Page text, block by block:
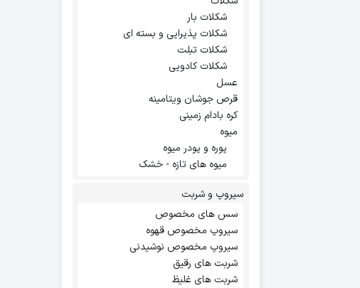
شکلات بار
شکلات پذیرایی و بسته ای
شکلات تبلت
شکلات کادویی
عسل
قرص جوشان ویتامینه
کره بادام زمینی
میوه
پوره و پودر میوه
میوه های تازه - خشک
سیروپ و شربت
سس های مخصوص
سیروپ مخصوص قهوه
سیروپ مخصوص نوشیدنی
شربت های رقیق
شربت های غلیظ